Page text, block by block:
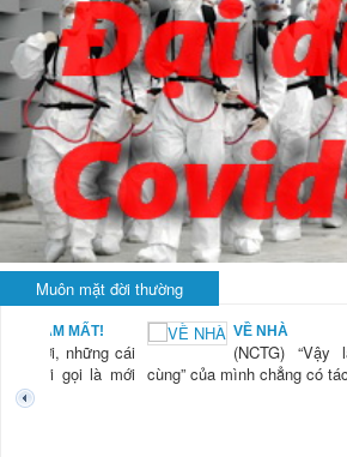
Muôn mặt đời thường
NAM MẤT!
“Xời, những cái
mới gọi là mới
VỀ NHÀ
(NCTG) “Vậy
cùng” của mình chẳng có